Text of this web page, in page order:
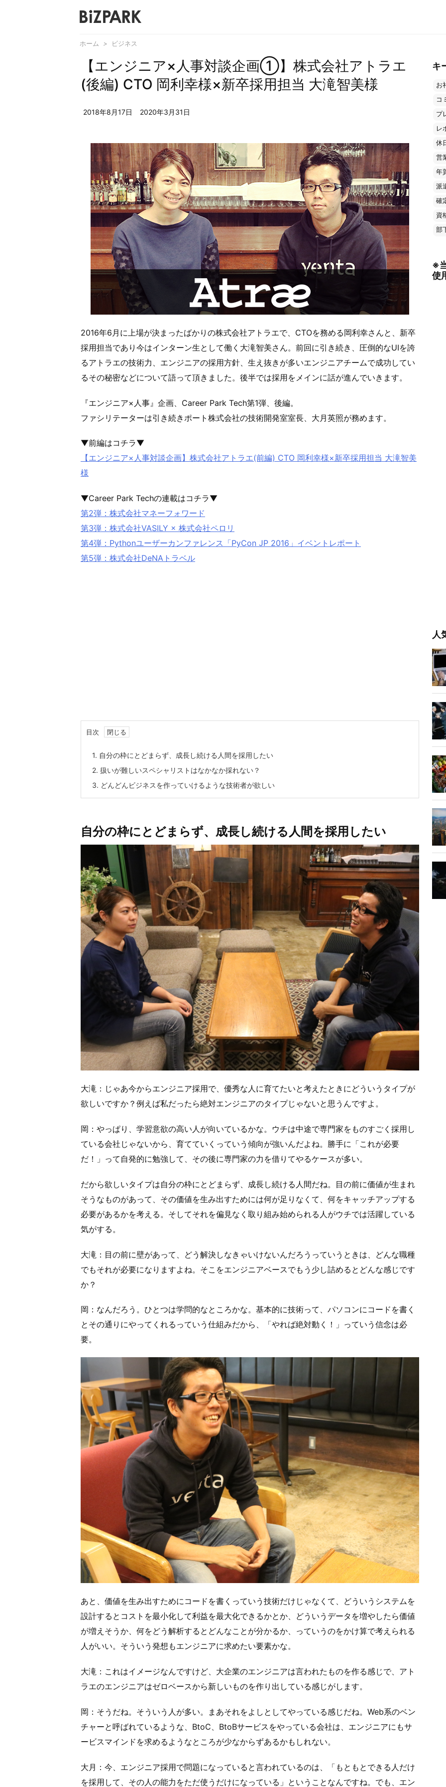
ホーム > ビジネス
【エンジニア×人事対談企画①】株式会社アトラエ
(後編) CTO 岡利幸様×新卒採用担当 大滝智美様
2018年8月17日 2020年3月31日
2016年6月に上場が決まったばかりの株式会社アトラエで、CTOを務める岡利幸さんと、新卒
採用担当であり今はインターン生として働く大滝智美さん。前回に引き続き、圧倒的なUIを誇
るアトラエの技術力、エンジニアの採用方針、生え抜きが多いエンジニアチームで成功してい
るその秘密などについて語って頂きました。後半では採用をメインに話が進んでいきます。
『エンジニア×人事』企画、Career Park Tech第1弾、後編。
ファシリテーターは引き続きポート株式会社の技術開発室室長、大月英照が務めます。
▼前編はコチラ▼
【エンジニア×人事対談企画】株式会社アトラエ(前編) CTO 岡利幸様×新卒採用担当 大滝智美
様
▼Career Park Techの連載はコチラ▼
第2弾：株式会社マネーフォワード
第3弾：株式会社VASILY × 株式会社ペロリ
第4弾：Pythonユーザーカンファレンス「PyCon JP 2016」イベントレポート
第5弾：株式会社DeNAトラベル
目次
1. 自分の枠にとどまらず、成長し続ける人間を採用したい
2. 扱いが難しいスペシャリストはなかなか採れない？
3. どんどんビジネスを作っていけるような技術者が欲しい
自分の枠にとどまらず、成長し続ける人間を採用したい
大滝：じゃあ今からエンジニア採用で、優秀な人に育てたいと考えたときにどういうタイプが
欲しいですか？例えば私だったら絶対エンジニアのタイプじゃないと思うんですよ。
岡：やっぱり、学習意欲の高い人が向いているかな。ウチは中途で専門家をものすごく採用し
ている会社じゃないから、育てていくっていう傾向が強いんだよね。勝手に「これが必要
だ！」って自発的に勉強して、その後に専門家の力を借りてやるケースが多い。
だから欲しいタイプは自分の枠にとどまらず、成長し続ける人間だね。目の前に価値が生まれ
そうなものがあって、その価値を生み出すためには何が足りなくて、何をキャッチアップする
必要があるかを考える。そしてそれを偏見なく取り組み始められる人がウチでは活躍している
気がする。
大滝：目の前に壁があって、どう解決しなきゃいけないんだろうっていうときは、どんな職種
でもそれが必要になりますよね。そこをエンジニアベースでもう少し詰めるとどんな感じです
か？
岡：なんだろう。ひとつは学問的なところかな。基本的に技術って、パソコンにコードを書く
とその通りにやってくれるっていう仕組みだから、「やれば絶対動く！」っていう信念は必
要。
あと、価値を生み出すためにコードを書くっていう技術だけじゃなくて、どういうシステムを
設計するとコストを最小化して利益を最大化できるかとか、どういうデータを増やしたら価値
が増えそうか、何をどう解析するとどんなことが分かるか、っていうのをかけ算で考えられる
人がいい。そういう発想もエンジニアに求めたい要素かな。
大滝：これはイメージなんですけど、大企業のエンジニアは言われたものを作る感じで、アト
ラエのエンジニアはゼロベースから新しいものを作り出している感じがします。
岡：そうだね。そういう人が多い。まあそれをよしとしてやっている感じだね。Web系のベン
チャーと呼ばれているような、BtoC、BtoBサービスをやっている会社は、エンジニアにもサ
ービスマインドを求めるようなところが少なからずあるかもしれない。
大月：今、エンジニア採用で問題になっていると言われているのは、「もともとできる人だけ
を採用して、その人の能力をただ使うだけになっている」ということなんですね。でも、エン
キ
お
コ
プ
レ
休
営
年
派
確
資
部
※
使
人